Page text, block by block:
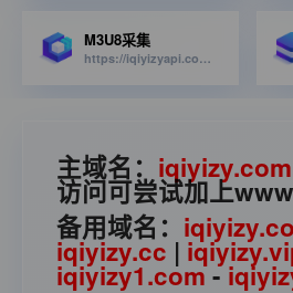
M3U8采集
https://iqiyizyapi.com/api.php/provide/vod/from/snm3u8/at/xml
主域名： iqiyizy.com
访问可尝试加上
备用域名：
iqiyizy.cc |
iqiyizy1.com-